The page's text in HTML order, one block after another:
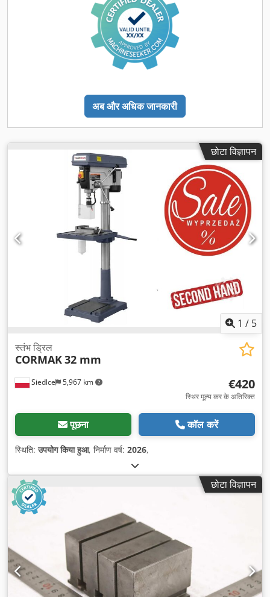
अब और अधिक जानकारी
छोटा विज्ञापन
1 / 5
Siedlce 5,967 km
स्तंभ ड्रिल
CORMAK32 mm
€420
स्थिर मूल्य कर के अतिरिक्त
पूछना कॉल करें
स्थिति:उपयोग किया हुआ, निर्माण वर्ष: 2026,
छोटा विज्ञापन